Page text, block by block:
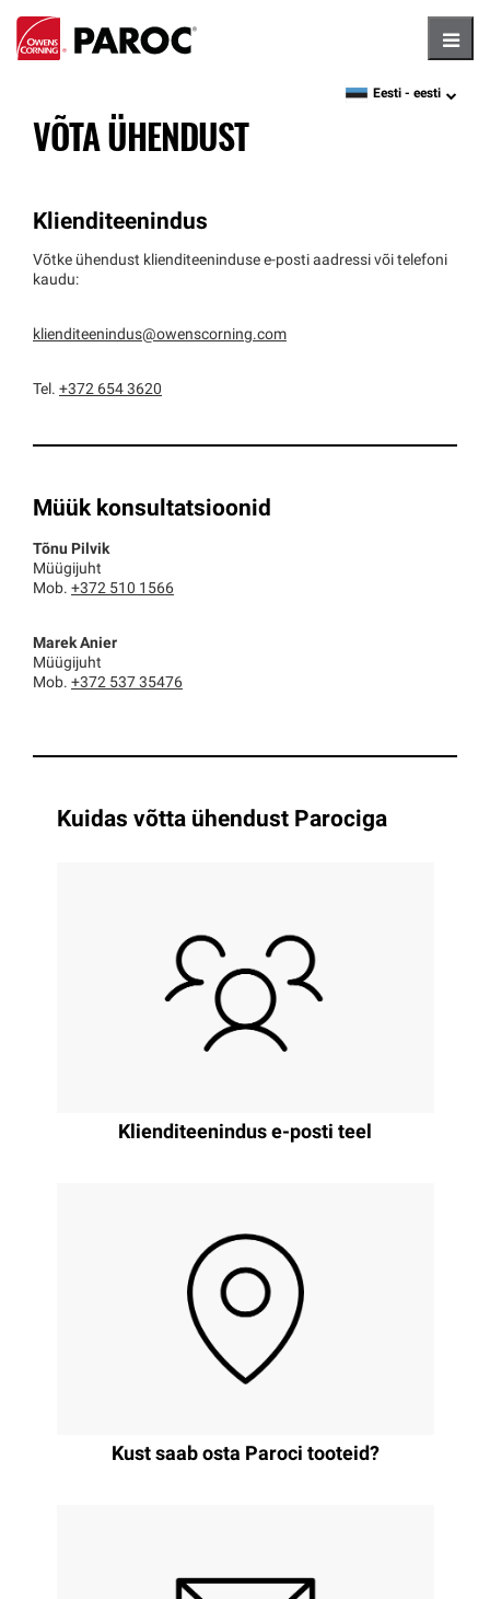
language
Eesti - eesti
VÕTA ÜHENDUST
Klienditeenindus
Võtke ühendust klienditeeninduse e-posti aadressi või telefoni
kaudu:
klienditeenindus@owenscorning.com
Tel. +372 654 3620
Müük konsultatsioonid
Tõnu Pilvik
Müügijuht
Mob. +372 510 1566
Marek Anier
Müügijuht
Mob. +372 537 35476
Kuidas võtta ühendust Parociga
Klienditeenindus e-posti teel
Kust saab osta Paroci tooteid?